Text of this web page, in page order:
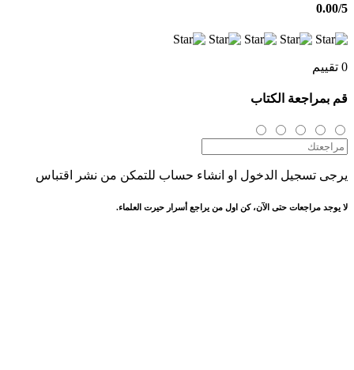
0.00/5
0 تقييم
قم بمراجعة الكتاب
يرجى تسجيل الدخول او انشاء حساب للتمكن من نشر اقتباس
لا يوجد مراجعات حتى الآن، كن اول من يراجع أسرار حيرت العلماء.